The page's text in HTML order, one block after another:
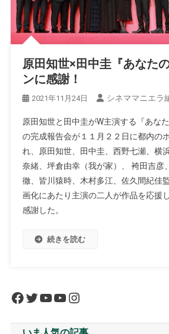
原田知世×田中圭『あなた
ンに感謝！
2021年11月24日 シネママニエラ
原田知世と田中圭がW主演する『あな
の完成報告会が１１月２２日に都内の
れ、原田知世、田中圭、西野七瀬、横
奈緒、坪倉由幸（我が家）、 袴田吉彦
徹、皆川猿時、木村多江、佐久間紀佳
画化にあたり主演の二人が作品を応援
感謝した。
続きを読む
Facebook
Twitter
YouTube
YouTube
Instagram